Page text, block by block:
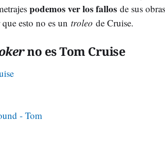
podemos ver los fallos de sus
que esto no es un troleo de Cruise.
no es Tom Cruise
- Tom